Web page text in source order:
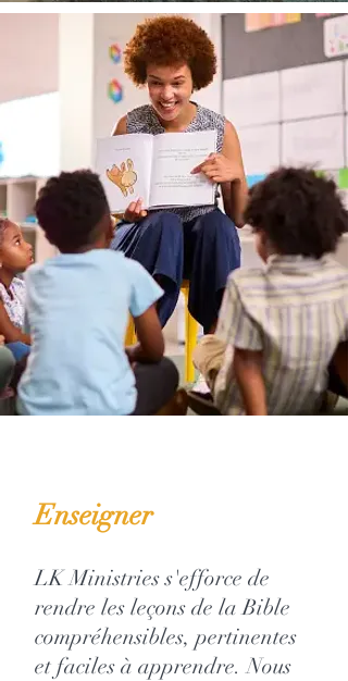
Enseigner
LK Ministries s'efforce de
rendre les leçons de la Bible
compréhensibles, pertinentes
et faciles à apprendre. Nous